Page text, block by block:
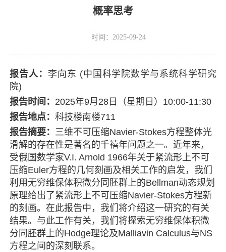
概率思考
时间：2025-09-24
报告人： 李向东 (中国科学院数学与系统科学研究
院)
报告时间： 2025年9月28日（星期日）10:00-11:30
报告地点：科技楼南楼711
报告摘要： 三维不可压缩Navier-Stokes方程整体光
滑解的存在性是著名的千禧年问题之一。近年来，
受俄国数学家V.I. Arnold 1966年关于紧流形上不可
压缩Euler方程的几何刻画及相关工作的启发，我们
利用无穷维保体积微分同胚群上的Bellman动态规划
原理给出了紧流形上不可压缩Navier-Stokes方程新
的刻画。在此报告中，我们将介绍这一研究的有关
结果。与此工作有关，我们将探索无穷维保体积微
分同胚群上的Hodge理论及Malliavin Calculus与NS
方程之间的深刻联系。